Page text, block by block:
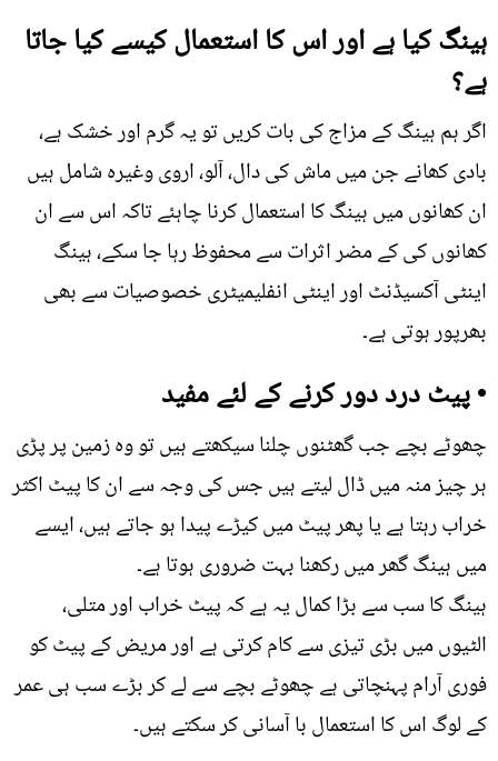
ہینگ کیا ہے اور اس کا استعمال کیسے کیا جاتا
ہے؟
اگر ہم ہینگ کے مزاج کی بات کریں تو یہ گرم اور خشک ہے،
بادی کھانے جن میں ماش کی دال، آلو، اروی وغیرہ شامل ہیں
ان کھانوں میں ہینگ کا استعمال کرنا چاہئے تاکہ اس سے ان
کھانوں کی کے مضر اثرات سے محفوظ رہا جا سکے، ہینگ
اینٹی آکسیڈنٹ اور اینٹی انفلیمیٹری خصوصیات سے بھی
بھرپور ہوتی ہے۔
• پیٹ درد دور کرنے کے لئے مفید
چھوٹے بچے جب گھٹنوں چلنا سیکھتے ہیں تو وہ زمین پر پڑی
ہر چیز منہ میں ڈال لیتے ہیں جس کی وجہ سے ان کا پیٹ اکثر
خراب رہتا ہے یا پھر پیٹ میں کیڑے پیدا ہو جاتے ہیں، ایسے
میں ہینگ گھر میں رکھنا بہت ضروری ہوتا ہے۔
ہینگ کا سب سے بڑا کمال یہ ہے کہ پیٹ خراب اور متلی،
الٹیوں میں بڑی تیزی سے کام کرتی ہے اور مریض کے پیٹ کو
فوری آرام پہنچاتی ہے چھوٹے بچے سے لے کر بڑے سب ہی عمر
کے لوگ اس کا استعمال با آسانی کر سکتے ہیں۔